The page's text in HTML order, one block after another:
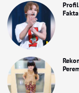
Profil